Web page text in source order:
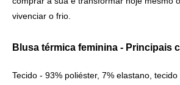
vivenciar o frio.
Blusa térmica feminina - Principais
Tecido - 93% poliéster, 7% elastano,